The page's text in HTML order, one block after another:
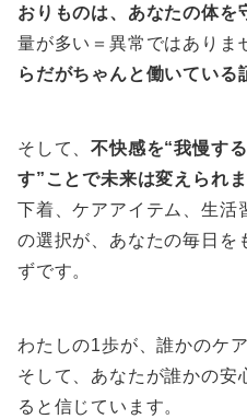
おりものは、あなたの体を
量が多い＝異常ではありま
らだがちゃんと働いている
そして、不快感を“我慢す
す”ことで未来は変えられま
下着、ケアアイテム、生
の選択が、あなたの毎日を
ずです。
わたしの1歩が、誰かのケ
そして、あなたが誰かの安
ると信じています。